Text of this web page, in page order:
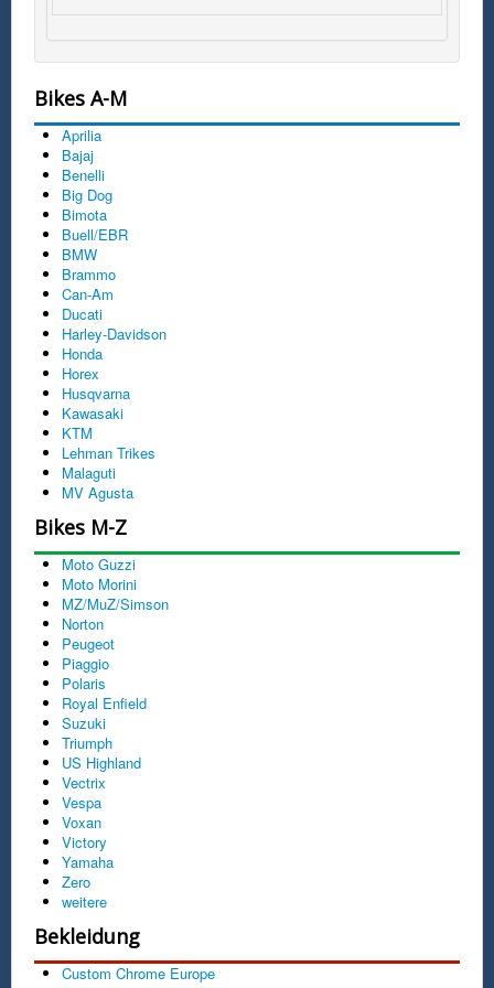
Bikes A-M
Aprilia
Bajaj
Benelli
Big Dog
Bimota
Buell/EBR
BMW
Brammo
Can-Am
Ducati
Harley-Davidson
Honda
Horex
Husqvarna
Kawasaki
KTM
Lehman Trikes
Malaguti
MV Agusta
Bikes M-Z
Moto Guzzi
Moto Morini
MZ/MuZ/Simson
Norton
Peugeot
Piaggio
Polaris
Royal Enfield
Suzuki
Triumph
US Highland
Vectrix
Vespa
Voxan
Victory
Yamaha
Zero
weitere
Bekleidung
Custom Chrome Europe